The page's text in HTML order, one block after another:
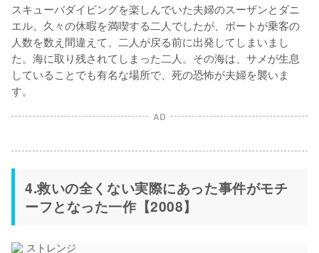
スキューバダイビングを楽しんでいた夫婦のスーザンとダニ
エル。久々の休暇を満喫する二人でしたが、ボートが乗客の
人数を数え間違えて、二人が戻る前に出発してしまいまし
た。海に取り残されてしまった二人。その海は、サメが生息
していることでも有名な場所で、死の恐怖が夫婦を襲いま
す。
AD
4.救いの全くない実際にあった事件がモチ
ーフとなった一作【2008】